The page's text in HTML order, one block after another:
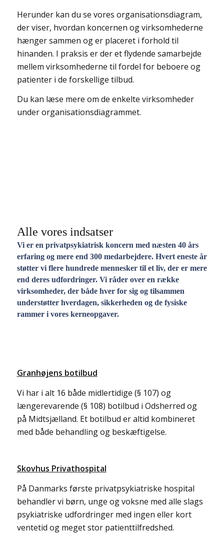
Herunder kan du se vores organisationsdiagram,
der viser, hvordan koncernen og virksomhederne
hænger sammen og er placeret i forhold til
hinanden. I praksis er der et flydende samarbejde
mellem virksomhederne til fordel for beboere og
patienter i de forskellige tilbud.
Du kan læse mere om de enkelte virksomheder
under organisationsdiagrammet.
Alle vores indsatser
Vi er en privatpsykiatrisk koncern med næsten 40 års
erfaring og mere end 300 medarbejdere. Hvert eneste år
støtter vi flere hundrede mennesker til et liv, der er mere
end deres udfordringer. Vi råder over en række
virksomheder, der både hver for sig og tilsammen
understøtter hverdagen, sikkerheden og de fysiske
rammer i vores kerneopgaver.
Granhøjens botilbud
Vi har i alt 16 både midlertidige (§ 107) og
længerevarende (§ 108) botilbud i Odsherred og
på Midtsjælland. Et botilbud er altid kombineret
med både behandling og beskæftigelse.
Skovhus Privathospital
På Danmarks første privatpsykiatriske hospital
behandler vi børn, unge og voksne med alle slags
psykiatriske udfordringer med ingen eller kort
ventetid og meget stor patienttilfredshed.